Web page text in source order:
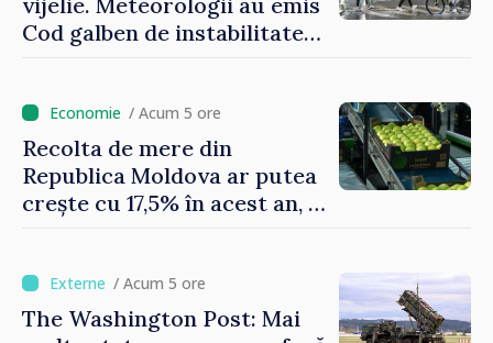
Cod galben de instabilitate
/ Acum 5 ore
Recolta de mere din
Republica Moldova ar putea
crește cu 17,5% în acest an, în
/ Acum 5 ore
The Washington Post: Mai